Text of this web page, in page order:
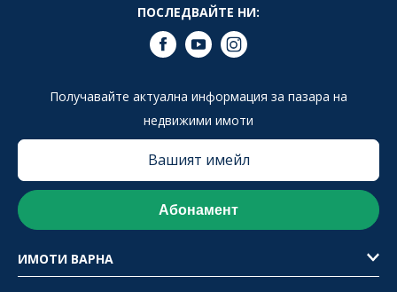
ПОСЛЕДВАЙТЕ НИ:
Получавайте актуална информация за пазара на
недвижими имоти
ИМОТИ ВАРНА